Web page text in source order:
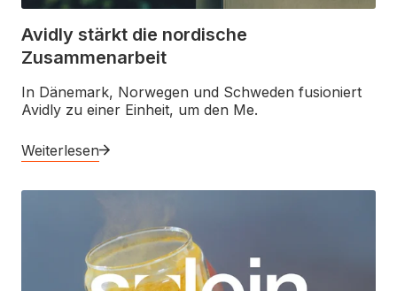
Avidly stärkt die nordische
Zusammenarbeit
In Dänemark, Norwegen und Schweden fusioniert
Avidly zu einer Einheit, um den Me.
Weiterlesen